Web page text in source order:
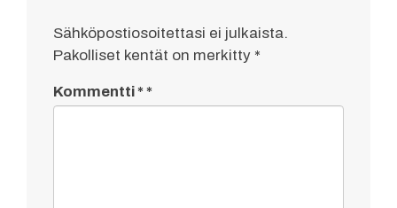
Sähköpostiosoitettasi ei julkaista.
Pakolliset kentät on merkitty *
Kommentti*